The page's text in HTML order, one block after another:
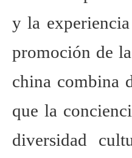
y la
promoción de
china combina
que la
diversidad